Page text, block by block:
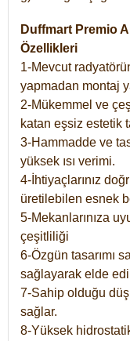
Duffmart Premio
Özellikleri
1-Mevcut
yapmadan montaj
2-Mükemmel ve
katan eşsiz estetik
3-Hammadde ve
yüksek ısı verimi.
4-İhtiyaçlarınız
üretilebilen esnek
5-Mekanlarınıza
çeşitliliği
6-Özgün tasarımı
sağlayarak elde
7-Sahip olduğu
sağlar.
8-Yüksek